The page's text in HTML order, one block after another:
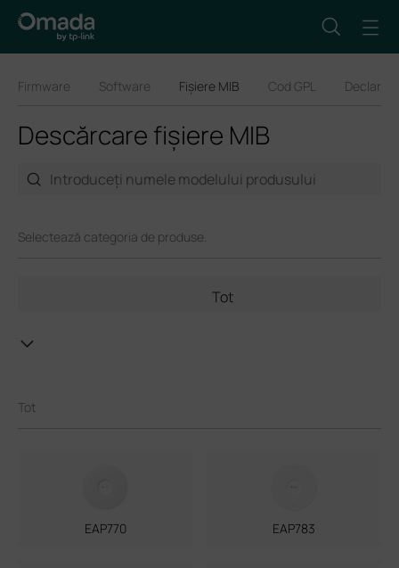
Firmware Software Fișiere MIB Cod GPL
Descărcare fișiere MIB
Selectează categoria de produse.
Tot
Tot
EAP770 EAP783